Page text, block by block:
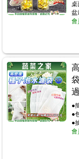
桌
盆
會
●
●
●
會